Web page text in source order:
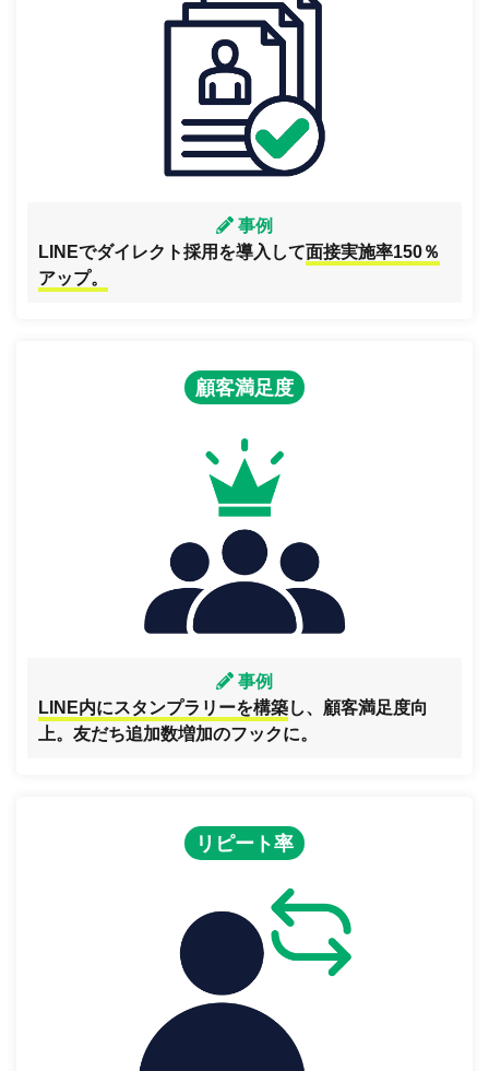
事例
LINEでダイレクト採用を導入して面接実施率150％
アップ。
顧客満足度
事例
LINE内にスタンプラリーを構築し、顧客満足度向
上。友だち追加数増加のフックに。
リピート率